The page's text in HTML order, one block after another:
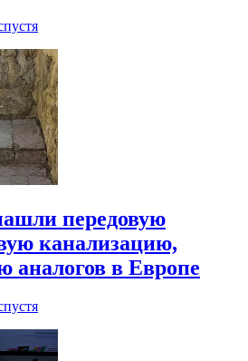
передовую
канализацию,
в Европе